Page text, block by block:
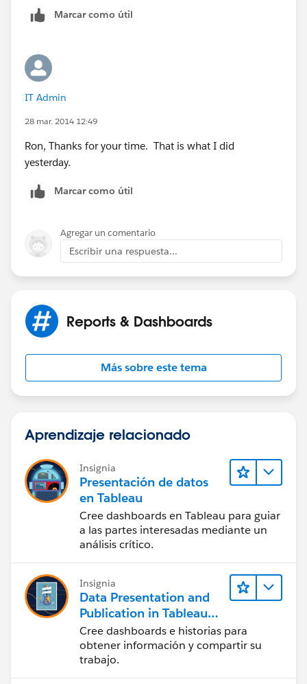
12/15/14
8500
06/15/15
006C000000nppNU
8500
06/15/15
006C000000nppNU
8500
300
37500
06/10/15
300
37500
06/10/15
006C000000mTLje
Marcar como útil
IT Admin
28 mar. 2014 12:49
Ron, Thanks for your time. That is what I did
yesterday.
Marcar como útil
Agregar un comentario
Escribir una respuesta...
Reports & Dashboards
Más sobre este tema
Aprendizaje relacionado
Insignia
Presentación de datos
en Tableau
Cree dashboards en Tableau para guiar
a las partes interesadas mediante un
análisis crítico.
Insignia
Data Presentation and
Publication in Tableau
Desktop (Presentación
de datos y publicación
en Tableau Desktop)
Cree dashboards e historias para
obtener información y compartir su
trabajo.